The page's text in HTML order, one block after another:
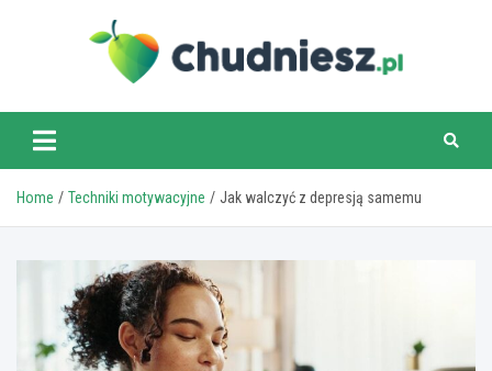
chudniesz.pl
Home Techniki motywacyjne Jak walczyć z depresją samemu